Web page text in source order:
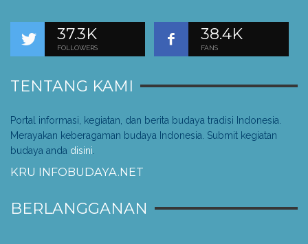
37.3K
FOLLOWERS
38.4K
FANS
TENTANG KAMI
Portal informasi, kegiatan, dan berita budaya tradisi Indonesia.
Merayakan keberagaman budaya Indonesia. Submit kegiatan
budaya anda disini
KRU INFOBUDAYA.NET
BERLANGGANAN